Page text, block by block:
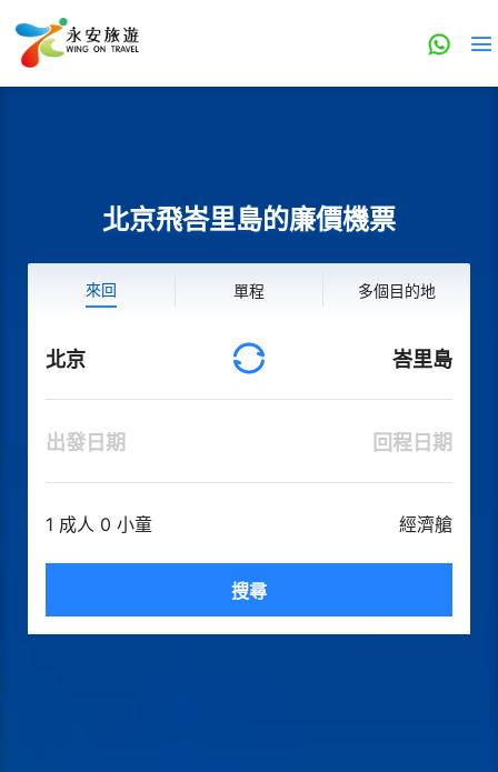
北京飛峇里島的廉價機票
來回 單程 多個目的地
北京 峇里島
出發日期 回程日期
1 成人 0 小童 經濟艙
搜尋